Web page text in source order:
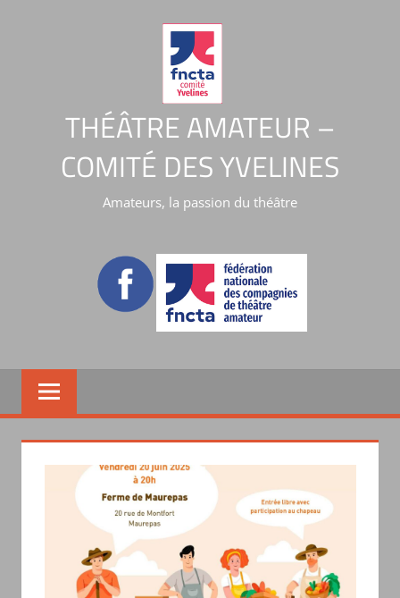
THÉÂTRE AMATEUR –
COMITÉ DES YVELINES
Amateurs, la passion du théâtre